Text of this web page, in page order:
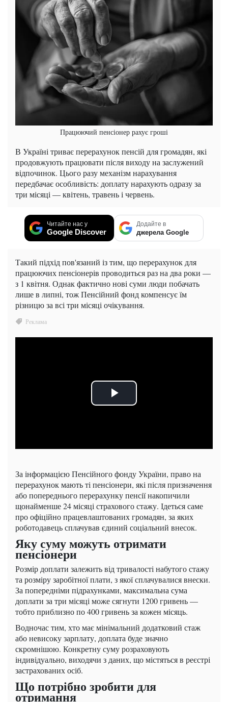
Працюючий пенсіонер рахує гроші
В Україні триває перерахунок пенсій для громадян, які
продовжують працювати після виходу на заслужений
відпочинок. Цього разу механізм нарахування
передбачає особливість: доплату нарахують одразу за
три місяці — квітень, травень і червень.
Читайте нас у
Google Discover
Додайте в
джерела Google
Такий підхід пов'язаний із тим, що перерахунок для
працюючих пенсіонерів проводиться раз на два роки —
з 1 квітня. Однак фактично нові суми люди побачать
лише в липні, тож Пенсійний фонд компенсує їм
різницю за всі три місяці очікування.
За інформацією Пенсійного фонду України, право на
перерахунок мають ті пенсіонери, які після призначення
або попереднього перерахунку пенсії накопичили
щонайменше 24 місяці страхового стажу. Ідеться саме
про офіційно працевлаштованих громадян, за яких
роботодавець сплачував єдиний соціальний внесок.
Яку суму можуть отримати
пенсіонери
Розмір доплати залежить від тривалості набутого стажу
та розміру заробітної плати, з якої сплачувалися внески.
За попередніми підрахунками, максимальна сума
доплати за три місяці може сягнути 1200 гривень —
тобто приблизно по 400 гривень за кожен місяць.
Водночас тим, хто має мінімальний додатковий стаж
або невисоку зарплату, доплата буде значно
скромнішою. Конкретну суму розраховують
індивідуально, виходячи з даних, що містяться в реєстрі
застрахованих осіб.
Що потрібно зробити для
отримання